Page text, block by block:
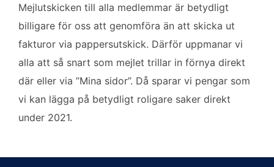
Mejlutskicken till alla medlemmar är betydligt
billigare för oss att genomföra än att skicka ut
fakturor via pappersutskick. Därför uppmanar vi
alla att så snart som mejlet trillar in förnya direkt
där eller via ”Mina sidor”. Då sparar vi pengar som
vi kan lägga på betydligt roligare saker direkt
under 2021.